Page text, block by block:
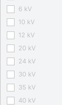
6 kV
10 kV
12 kV
20 kV
24 kV
30 kV
35 kV
40 kV